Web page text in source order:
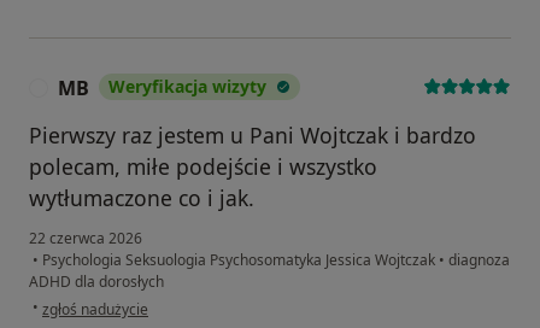
MB Weryfikacja wizyty
Pierwszy raz jestem u Pani Wojtczak i bardzo
polecam, miłe podejście i wszystko
wytłumaczone co i jak.
22 czerwca 2026
• Psychologia Seksuologia Psychosomatyka Jessica Wojtczak • diagnoza
ADHD dla dorosłych
• w opinii użytkownika MB
zgłoś nadużycie